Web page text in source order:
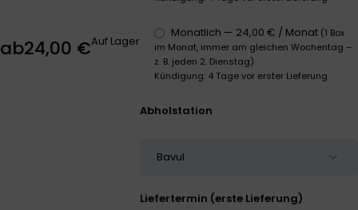
ab24,00 €Auf Lager
Monatlich — 24,00€ / Monat (1 Box
im Monat, immer am gleichen Wochentag –
z. B. jeden 2. Dienstag)
Kündigung: 4 Tage vor erster Lieferung
Abholstation
Liefertermin (erste Lieferung)